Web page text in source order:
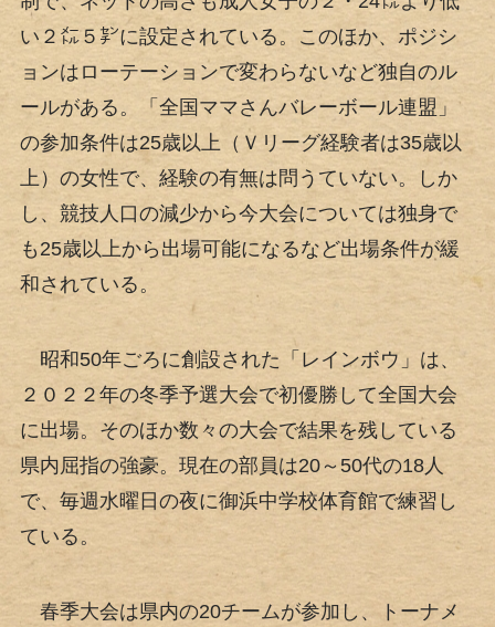
い２㍍５㌢に設定されている。このほか、ポジシ
ョンはローテーションで変わらないなど独自のル
ールがある。「全国ママさんバレーボール連盟」
の参加条件は25歳以上（Ｖリーグ経験者は35歳以
上）の女性で、経験の有無は問うていない。しか
し、競技人口の減少から今大会については独身で
も25歳以上から出場可能になるなど出場条件が緩
和されている。
昭和50年ごろに創設された「レインボウ」は、
２０２２年の冬季予選大会で初優勝して全国大会
に出場。そのほか数々の大会で結果を残している
県内屈指の強豪。現在の部員は20～50代の18人
で、毎週水曜日の夜に御浜中学校体育館で練習し
ている。
春季大会は県内の20チームが参加し、トーナメ